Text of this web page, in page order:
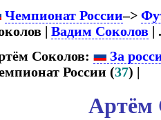
Чемпионат России–>
|Вадим Соколов |
Соколов:
За
России (37) |
Артём